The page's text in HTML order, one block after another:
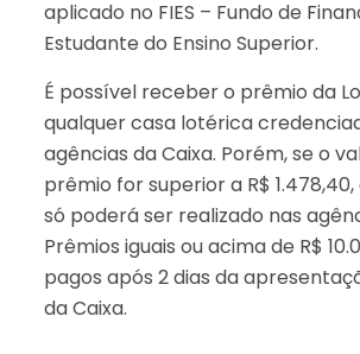
aplicado no FIES – Fundo de
Estudante do Ensino Superior.
É possível receber o prêmio da
qualquer casa lotérica
agências da Caixa. Porém, se o
prêmio for superior a R$
só poderá ser realizado nas
Prêmios iguais ou acima de R$
pagos após 2 dias da
da Caixa.